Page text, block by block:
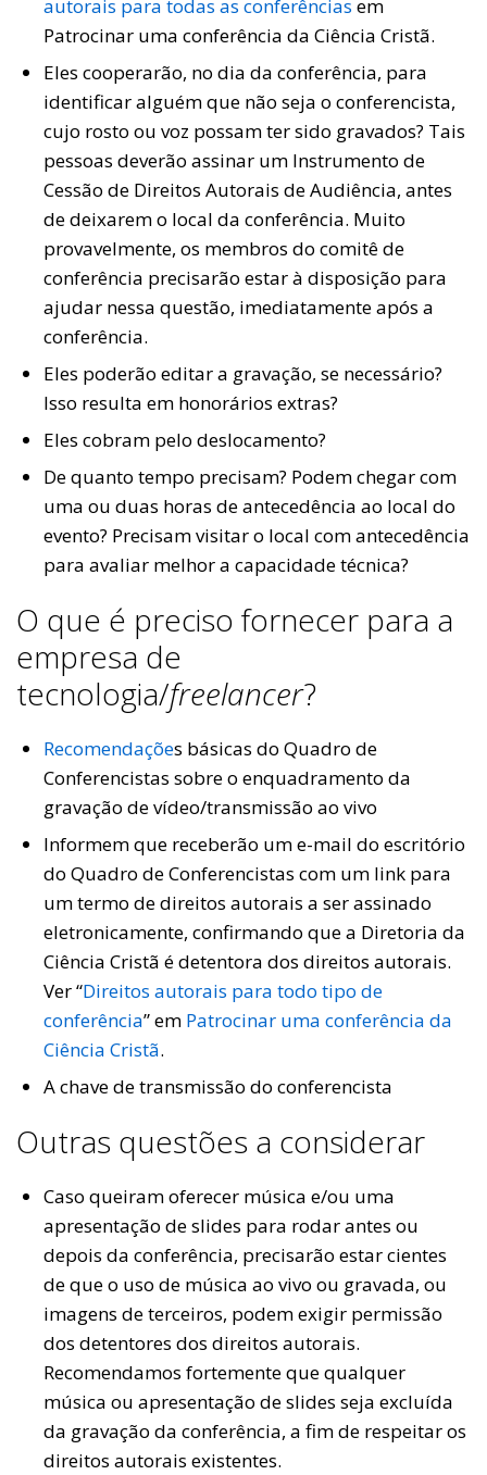
autorais para todas as conferências em
Patrocinar uma conferência da Ciência Cristã.
Eles cooperarão, no dia da conferência, para
identificar alguém que não seja o conferencista,
cujo rosto ou voz possam ter sido gravados? Tais
pessoas deverão assinar um Instrumento de
Cessão de Direitos Autorais de Audiência, antes
de deixarem o local da conferência. Muito
provavelmente, os membros do comitê de
conferência precisarão estar à disposição para
ajudar nessa questão, imediatamente após a
conferência.
Eles poderão editar a gravação, se necessário?
Isso resulta em honorários extras?
Eles cobram pelo deslocamento?
De quanto tempo precisam? Podem chegar com
uma ou duas horas de antecedência ao local do
evento? Precisam visitar o local com antecedência
para avaliar melhor a capacidade técnica?
O que é preciso fornecer para a
empresa de
tecnologia/freelancer?
Recomendações básicas do Quadro de
Conferencistas sobre o enquadramento da
gravação de vídeo/transmissão ao vivo
Informem que receberão um e-mail do escritório
do Quadro de Conferencistas com um link para
um termo de direitos autorais a ser assinado
eletronicamente, confirmando que a Diretoria da
Ciência Cristã é detentora dos direitos autorais.
Ver “Direitos autorais para todo tipo de
conferência” em Patrocinar uma conferência da
Ciência Cristã.
A chave de transmissão do conferencista
Outras questões a considerar
Caso queiram oferecer música e/ou uma
apresentação de slides para rodar antes ou
depois da conferência, precisarão estar cientes
de que o uso de música ao vivo ou gravada, ou
imagens de terceiros, podem exigir permissão
dos detentores dos direitos autorais.
Recomendamos fortemente que qualquer
música ou apresentação de slides seja excluída
da gravação da conferência, a fim de respeitar os
direitos autorais existentes.